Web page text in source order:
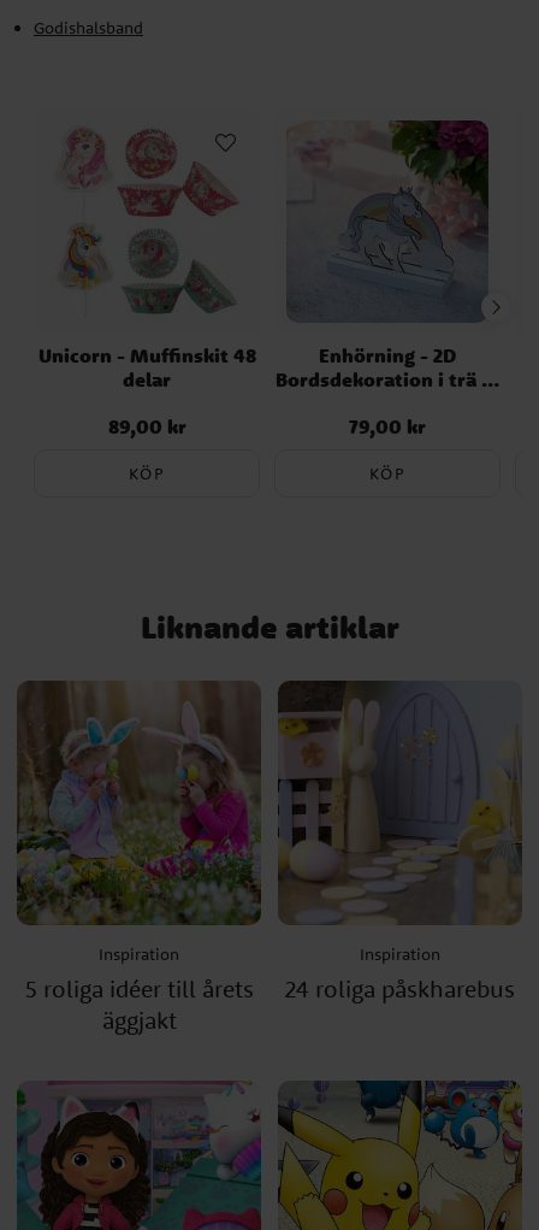
Godishalsband
Unicorn - Muffinskit 48
delar
Pris:89,00 kr
89,00 kr
KÖP
Enhörning - 2D
Bordsdekoration i trä 13
Pris:79,00 kr
79,00 kr
KÖP
Liknande artiklar
Inspiration
5 roliga idéer till årets
äggjakt
Inspiration
24 roliga påskharebus